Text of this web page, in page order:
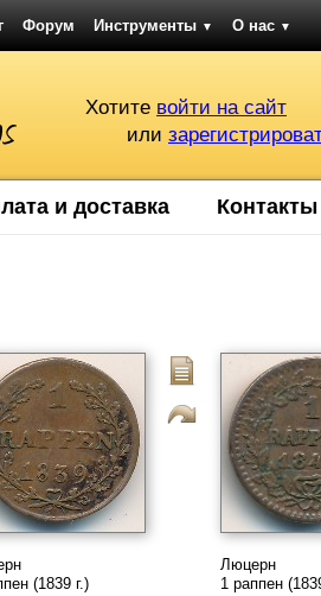
Форум Инструменты ▼ О нас ▼
Хотите войти на сайт
или
и доставка Контакты
(1839 г.)
Люцерн
1 раппен